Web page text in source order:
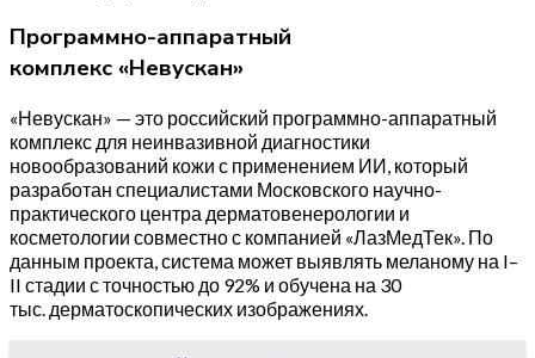
Программно-аппаратный
комплекс «Невускан»
«Невускан» — это российский программно-аппаратный
комплекс для неинвазивной диагностики
новообразований кожи с применением ИИ, который
разработан специалистами Московского научно-
практического центра дерматовенерологии и
косметологии совместно с компанией «ЛазМедТек». По
данным проекта, система может выявлять меланому на I–
II стадии с точностью до 92% и обучена на 30
тыс. дерматоскопических изображениях.